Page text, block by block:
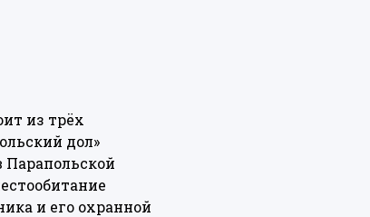
из трёх
дол»
и его охранной